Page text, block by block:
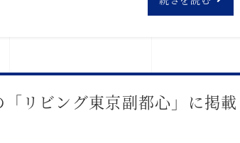
「リビング東京副都心」に掲載